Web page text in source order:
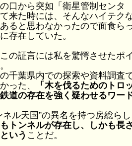
口から突如「衛星管制センタ
来た時には、そんなハイテク
ると思わなかったので面食ら
存在していた。
の証言には私を驚愕させたポ
千葉県内での探索や資料調査
った、
「木を伐るためのトロ
道の存在を強く疑わせるワー
ネル天国”の異名を持つ房総らし
トンネルが存在し、しかも長
いう ことだ。